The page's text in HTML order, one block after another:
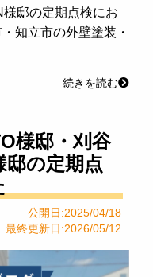
邸の定期点検にお
知立市の外壁塗装・
続きを読む
様邸・刈谷
邸の定期点
公開日:2025/04/18
最終更新日:2026/05/12